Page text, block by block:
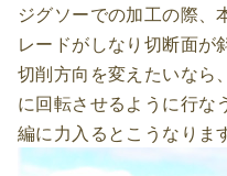
ジグソーでの加工の際、
レードがしなり切断面が
切削方向を変えたいなら
に回転させるように行な
編に力入るとこうなりま